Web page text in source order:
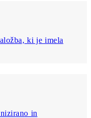
ki je imela
in